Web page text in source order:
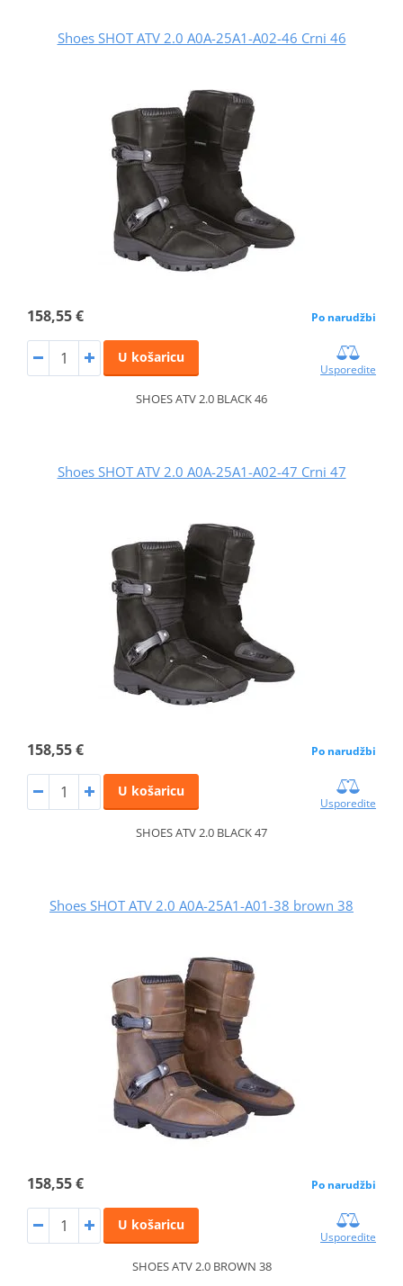
Shoes SHOT ATV 2.0 A0A-25A1-A02-46 Crni 46
158,55 € Po narudžbi
U košaricu
Usporedite
SHOES ATV 2.0 BLACK 46
Shoes SHOT ATV 2.0 A0A-25A1-A02-47 Crni 47
158,55 € Po narudžbi
U košaricu
Usporedite
SHOES ATV 2.0 BLACK 47
Shoes SHOT ATV 2.0 A0A-25A1-A01-38 brown 38
158,55 € Po narudžbi
U košaricu
Usporedite
SHOES ATV 2.0 BROWN 38